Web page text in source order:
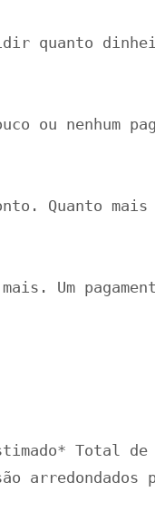
quanto
ou nenhum
mais. Um
são